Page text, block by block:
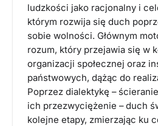
ludzkości jako racjonalny i
którym rozwija się duch
sobie wolności. Głównym
rozum, który przejawia się w
organizacji społecznej oraz
państwowych, dążąc do
Poprzez dialektykę –
ich przezwyciężenie – duch
kolejne etapy, zmierzając ku